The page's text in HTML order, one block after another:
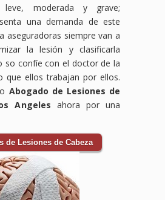
leve, moderada y grave;
una demanda de este
aseguradoras siempre van a
la lesión y clasificarla
so confíe con el doctor de la
que ellos trabajan por ellos.
Abogado de Lesiones de
Angeles ahora por una
de Lesiones de Cabeza